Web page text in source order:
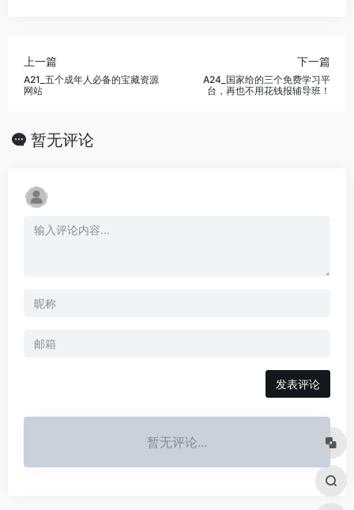
上一篇
A21_五个成年人必备的宝藏资源
网站
下一篇
A24_国家给的三个免费学习平
台，再也不用花钱报辅导班！
暂无评论
发表评论
暂无评论...